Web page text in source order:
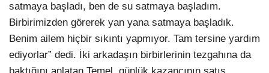
satmaya başladı, ben de su satmaya başladım.
Birbirimizden görerek yan yana satmaya başladık.
Benim ailem hiçbir sıkıntı yapmıyor. Tam tersine yardım
ediyorlar” dedi. İki arkadaşın birbirlerinin tezgahına da